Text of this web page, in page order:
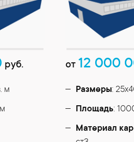
руб.
м
от 12 000
Размеры:
Площадь:
Материал